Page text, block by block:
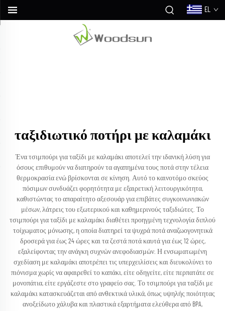
EL
ταξιδιωτικό ποτήρι με καλαμάκι
Ένα τσιμπούρι για ταξίδι με καλαμάκι αποτελεί την ιδανική λύση για
όσους επιθυμούν να διατηρούν τα αγαπημένα τους ποτά στην τέλεια
θερμοκρασία ενώ βρίσκονται σε κίνηση. Αυτό το καινοτόμο σκεύος
πόσιμων συνδυάζει φορητότητα με εξαιρετική λειτουργικότητα,
καθιστώντας το απαραίτητο αξεσουάρ για επιβάτες συγκοινωνιακών
μέσων, λάτρεις του εξωτερικού και καθημερινούς ταξιδιώτες. Το
τσιμπούρι για ταξίδι με καλαμάκι διαθέτει προηγμένη τεχνολογία διπλού
τοίχωματος μόνωσης, η οποία διατηρεί τα ψυχρά ποτά αναζωογονητικά
δροσερά για έως 24 ώρες και τα ζεστά ποτά καυτά για έως 12 ώρες,
εξαλείφοντας την ανάγκη συχνών ανεφοδιασμών. Η ενσωματωμένη
σχεδίαση με καλαμάκι αποτρέπει τις υπερχειλίσεις και διευκολύνει το
πιόνισμα χωρίς να αφαιρεθεί το καπάκι, είτε οδηγείτε, είτε περπατάτε σε
μονοπάτια, είτε εργάζεστε στο γραφείο σας. Το τσιμπούρι για ταξίδι με
καλαμάκι κατασκευάζεται από ανθεκτικά υλικά, όπως υψηλής ποιότητας
ανοξείδωτο χάλυβα και πλαστικά εξαρτήματα ελεύθερα από BPA,